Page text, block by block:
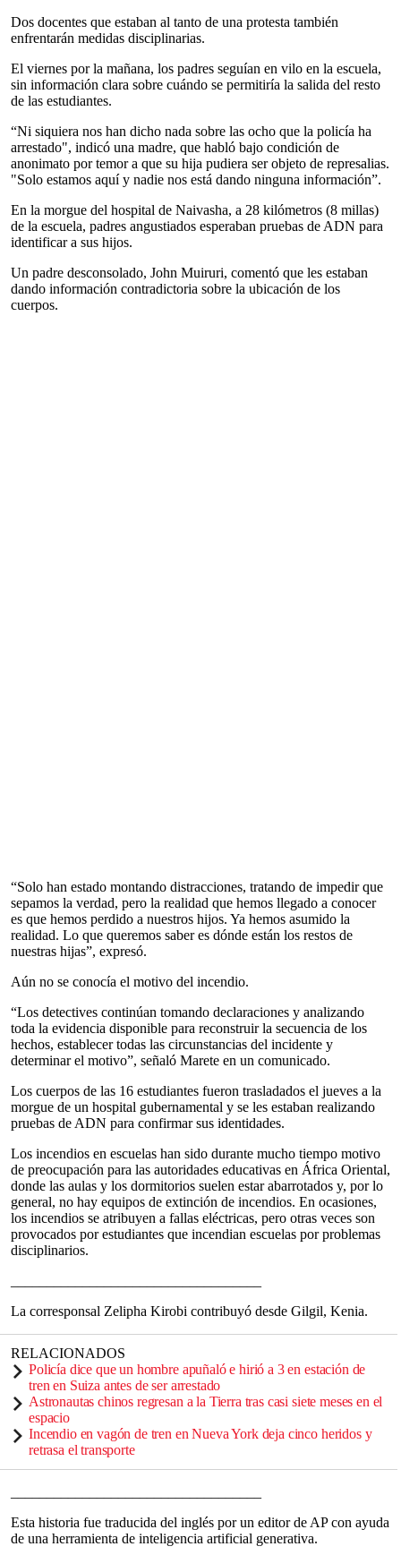
Dos docentes que estaban al tanto de una protesta también
enfrentarán medidas disciplinarias.
El viernes por la mañana, los padres seguían en vilo en la escuela,
sin información clara sobre cuándo se permitiría la salida del resto
de las estudiantes.
“Ni siquiera nos han dicho nada sobre las ocho que la policía ha
arrestado", indicó una madre, que habló bajo condición de
anonimato por temor a que su hija pudiera ser objeto de represalias.
"Solo estamos aquí y nadie nos está dando ninguna información”.
En la morgue del hospital de Naivasha, a 28 kilómetros (8 millas)
de la escuela, padres angustiados esperaban pruebas de ADN para
identificar a sus hijos.
Un padre desconsolado, John Muiruri, comentó que les estaban
dando información contradictoria sobre la ubicación de los
cuerpos.
“Solo han estado montando distracciones, tratando de impedir que
sepamos la verdad, pero la realidad que hemos llegado a conocer
es que hemos perdido a nuestros hijos. Ya hemos asumido la
realidad. Lo que queremos saber es dónde están los restos de
nuestras hijas”, expresó.
Aún no se conocía el motivo del incendio.
“Los detectives continúan tomando declaraciones y analizando
toda la evidencia disponible para reconstruir la secuencia de los
hechos, establecer todas las circunstancias del incidente y
determinar el motivo”, señaló Marete en un comunicado.
Los cuerpos de las 16 estudiantes fueron trasladados el jueves a la
morgue de un hospital gubernamental y se les estaban realizando
pruebas de ADN para confirmar sus identidades.
Los incendios en escuelas han sido durante mucho tiempo motivo
de preocupación para las autoridades educativas en África Oriental,
donde las aulas y los dormitorios suelen estar abarrotados y, por lo
general, no hay equipos de extinción de incendios. En ocasiones,
los incendios se atribuyen a fallas eléctricas, pero otras veces son
provocados por estudiantes que incendian escuelas por problemas
disciplinarios.
La corresponsal Zelipha Kirobi contribuyó desde Gilgil, Kenia.
RELACIONADOS
Policía dice que un hombre apuñaló e hirió a 3 en estación de
tren en Suiza antes de ser arrestado
Astronautas chinos regresan a la Tierra tras casi siete meses en el
espacio
Incendio en vagón de tren en Nueva York deja cinco heridos y
retrasa el transporte
Esta historia fue traducida del inglés por un editor de AP con ayuda
de una herramienta de inteligencia artificial generativa.